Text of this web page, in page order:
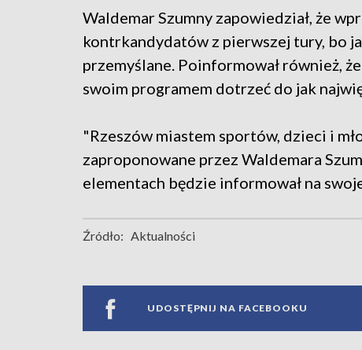
Waldemar Szumny zapowiedział, że
kontrkandydatów z pierwszej tury, bo
przemyślane. Poinformował również,
swoim programem dotrzeć do jak
"Rzeszów miastem sportów, dzieci i
zaproponowane przez Waldemara
elementach będzie informował na
Źródło: Aktualności
UDOSTĘPNIJ NA FACEBOOKU